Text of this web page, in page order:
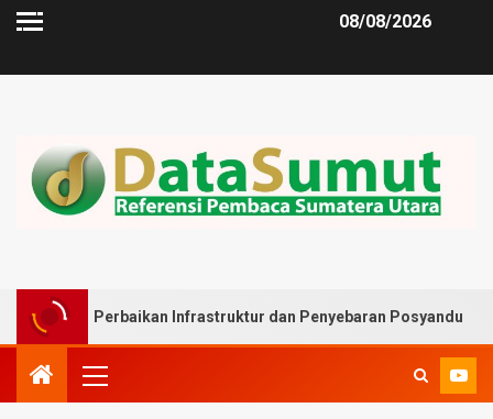
08/08/2026
Infrastruktur dan Penyebaran Posyandu